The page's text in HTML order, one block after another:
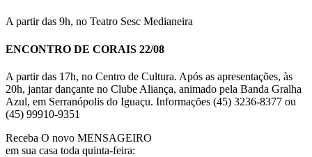
A partir das 9h, no Teatro Sesc Medianeira
ENCONTRO DE CORAIS 22/08
A partir das 17h, no Centro de Cultura. Após as apresentações, às
20h, jantar dançante no Clube Aliança, animado pela Banda Gralha
Azul, em Serranópolis do Iguaçu. Informações (45) 3236-8377 ou
(45) 99910-9351
Receba O novo MENSAGEIRO
em sua casa toda quinta-feira: